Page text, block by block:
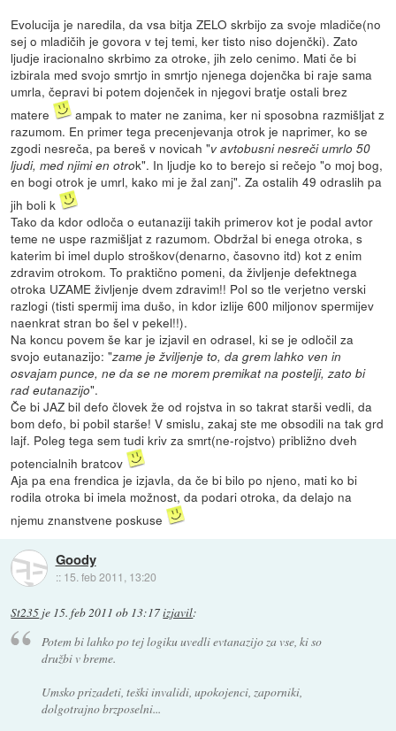
Evolucija je naredila, da vsa bitja ZELO skrbijo za svoje mladiče(no
sej o mladičih je govora v tej temi, ker tisto niso dojenčki). Zato
ljudje iracionalno skrbimo za otroke, jih zelo cenimo. Mati če bi
izbirala med svojo smrtjo in smrtjo njenega dojenčka bi raje sama
umrla, čepravi bi potem dojenček in njegovi bratje ostali brez
matere
ampak to mater ne zanima, ker ni sposobna razmišljat z
razumom. En primer tega precenjevanja otrok je naprimer, ko se
zgodi nesreča, pa bereš v novicah "v avtobusni nesreči umrlo 50
ljudi, med njimi en otrok". In ljudje ko to berejo si rečejo "o moj bog,
en bogi otrok je umrl, kako mi je žal zanj". Za ostalih 49 odraslih pa
jih boli k
Tako da kdor odloča o eutanaziji takih primerov kot je podal avtor
teme ne uspe razmišljat z razumom. Obdržal bi enega otroka, s
katerim bi imel duplo stroškov(denarno, časovno itd) kot z enim
zdravim otrokom. To praktično pomeni, da življenje defektnega
otroka UZAME življenje dvem zdravim!! Pol so tle verjetno verski
razlogi (tisti spermij ima dušo, in kdor izlije 600 miljonov spermijev
naenkrat stran bo šel v pekel!!).
Na koncu povem še kar je izjavil en odrasel, ki se je odločil za
svojo eutanazijo: "zame je žviljenje to, da grem lahko ven in
osvajam punce, ne da se ne morem premikat na postelji, zato bi
rad eutanazijo".
Če bi JAZ bil defo človek že od rojstva in so takrat starši vedli, da
bom defo, bi pobil starše! V smislu, zakaj ste me obsodili na tak grd
lajf. Poleg tega sem tudi kriv za smrt(ne-rojstvo) približno dveh
potencialnih bratcov
Aja pa ena frendica je izjavla, da če bi bilo po njeno, mati ko bi
rodila otroka bi imela možnost, da podari otroka, da delajo na
njemu znanstvene poskuse
Goody
:: 15. feb 2011, 13:20
St235 je 15. feb 2011 ob 13:17izjavil:
Potem bi lahko po tej logiku uvedli evtanazijo za vse, ki so
družbi v breme.
Umsko prizadeti, teški invalidi, upokojenci, zaporniki,
dolgotrajno brzposelni...